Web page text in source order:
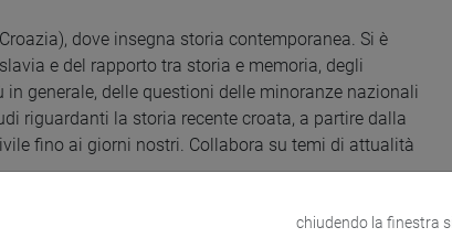
dove insegna storia contemporanea. Si è
e del rapporto tra storia e memoria, degli
generale, delle questioni delle minoranze nazionali
riguardanti la storia recente croata, a partire dalla
fino ai giorni nostri. Collabora su temi di attualità
chiudendo la finestra